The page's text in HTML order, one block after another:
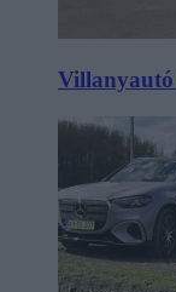
Villanyautó